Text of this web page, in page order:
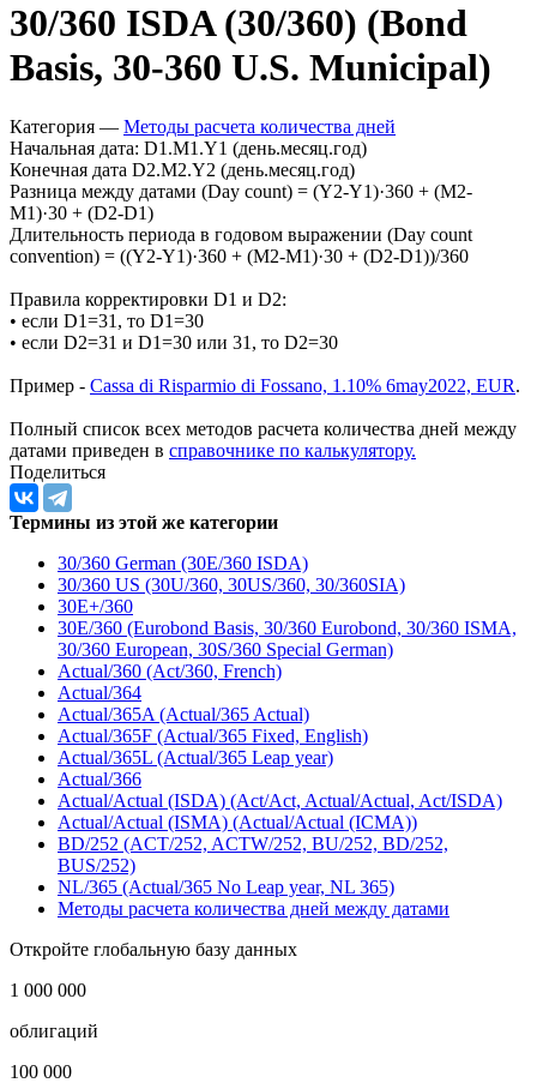
30/360 ISDA (30/360) (Bond
Basis, 30-360 U.S. Municipal)
Категория — Методы расчета количества дней
Начальная дата: D1.M1.Y1 (день.месяц.год)
Конечная дата D2.M2.Y2 (день.месяц.год)
Разница между датами (Day count) = (Y2-Y1)·360 + (M2-
M1)·30 + (D2-D1)
Длительность периода в годовом выражении (Day count
convention) = ((Y2-Y1)·360 + (M2-M1)·30 + (D2-D1))/360
Правила корректировки D1 и D2:
• если D1=31, то D1=30
• если D2=31 и D1=30 или 31, то D2=30
Пример - Cassa di Risparmio di Fossano, 1.10% 6may2022, EUR.
Полный список всех методов расчета количества дней между
датами приведен в справочнике по калькулятору.
Поделиться
Термины из этой же категории
30/360 German (30E/360 ISDA)
30/360 US (30U/360, 30US/360, 30/360SIA)
30E+/360
30E/360 (Eurobond Basis, 30/360 Eurobond, 30/360 ISMA,
30/360 European, 30S/360 Special German)
Actual/360 (Act/360, French)
Actual/364
Actual/365A (Actual/365 Actual)
Actual/365F (Actual/365 Fixed, English)
Actual/365L (Actual/365 Leap year)
Actual/366
Actual/Actual (ISDA) (Act/Act, Actual/Actual, Act/ISDA)
Actual/Actual (ISMA) (Actual/Actual (ICMA))
BD/252 (ACT/252, ACTW/252, BU/252, BD/252,
BUS/252)
NL/365 (Actual/365 No Leap year, NL 365)
Методы расчета количества дней между датами
Откройте глобальную базу данных
1 000 000
облигаций
100 000